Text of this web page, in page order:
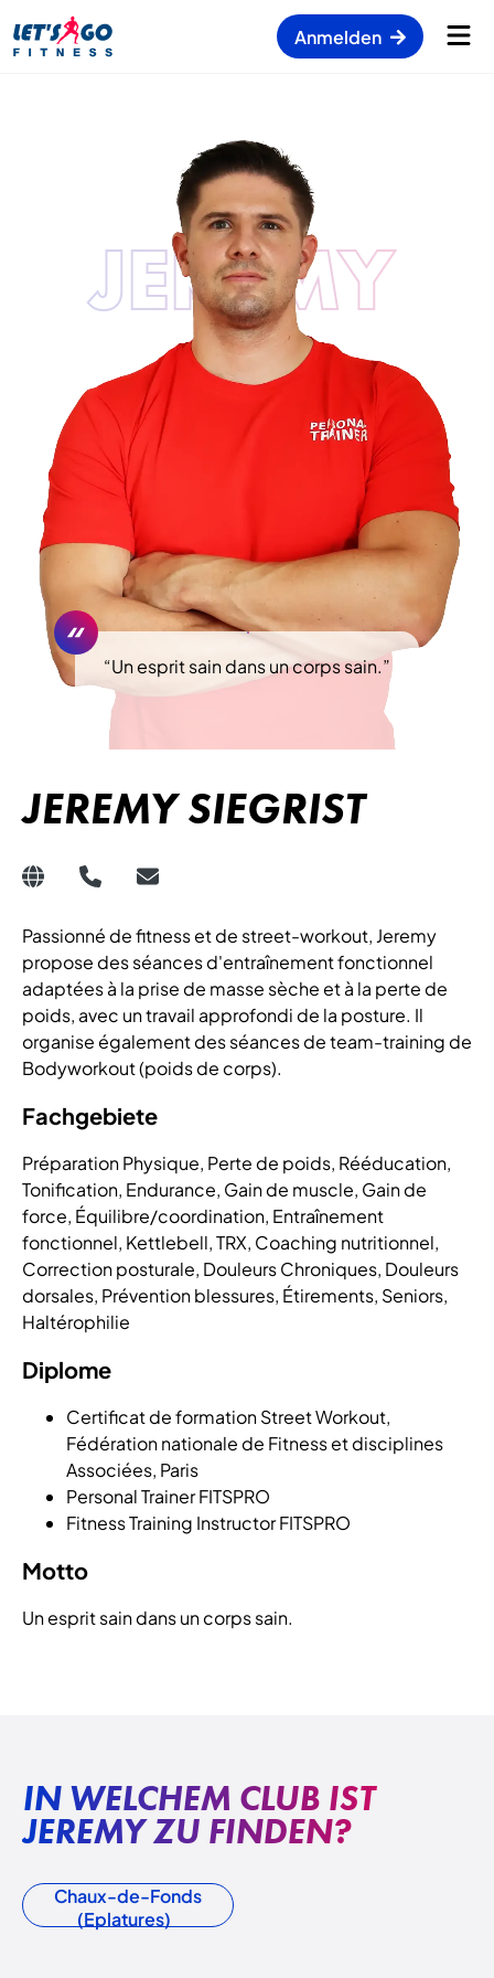
Anmelden
JEREMY
“Un esprit sain dans un corps sain.”
JEREMY SIEGRIST
Passionné de fitness et de street-workout, Jeremy
propose des séances d'entraînement fonctionnel
adaptées à la prise de masse sèche et à la perte de
poids, avec un travail approfondi de la posture. Il
organise également des séances de team-training de
Bodyworkout (poids de corps).
Fachgebiete
Préparation Physique, Perte de poids, Rééducation,
Tonification, Endurance, Gain de muscle, Gain de
force, Équilibre/coordination, Entraînement
fonctionnel, Kettlebell, TRX, Coaching nutritionnel,
Correction posturale, Douleurs Chroniques, Douleurs
dorsales, Prévention blessures, Étirements, Seniors,
Haltérophilie
Diplome
Certificat de formation Street Workout,
Fédération nationale de Fitness et disciplines
Associées, Paris
Personal Trainer FITSPRO
Fitness Training Instructor FITSPRO
Motto
Un esprit sain dans un corps sain.
IN WELCHEM CLUB IST
JEREMY ZU FINDEN?
Chaux-de-Fonds
(Eplatures)